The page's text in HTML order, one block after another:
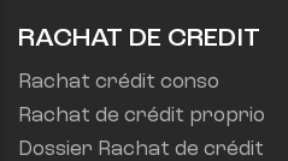
RACHAT DE CREDIT
Rachat crédit conso
Rachat de crédit proprio
Dossier Rachat de crédit